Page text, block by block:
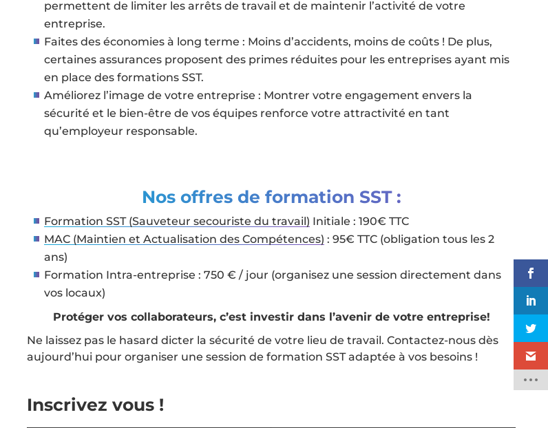
permettent de limiter les arrêts de travail et de maintenir l’activité de votre
entreprise.
Faites des économies à long terme : Moins d’accidents, moins de coûts ! De plus,
certaines assurances proposent des primes réduites pour les entreprises ayant mis
en place des formations SST.
Améliorez l’image de votre entreprise : Montrer votre engagement envers la
sécurité et le bien-être de vos équipes renforce votre attractivité en tant
qu’employeur responsable.
Nos offres de formation SST :
Formation SST (Sauveteur secouriste du travail) Initiale : 190€ TTC
MAC (Maintien et Actualisation des Compétences) : 95€ TTC (obligation tous les 2
ans)
Formation Intra-entreprise : 750 € / jour (organisez une session directement dans
vos locaux)
Protéger vos collaborateurs, c’est investir dans l’avenir de votre entreprise!
Ne laissez pas le hasard dicter la sécurité de votre lieu de travail. Contactez-nous dès
aujourd’hui pour organiser une session de formation SST adaptée à vos besoins !
Inscrivez vous !